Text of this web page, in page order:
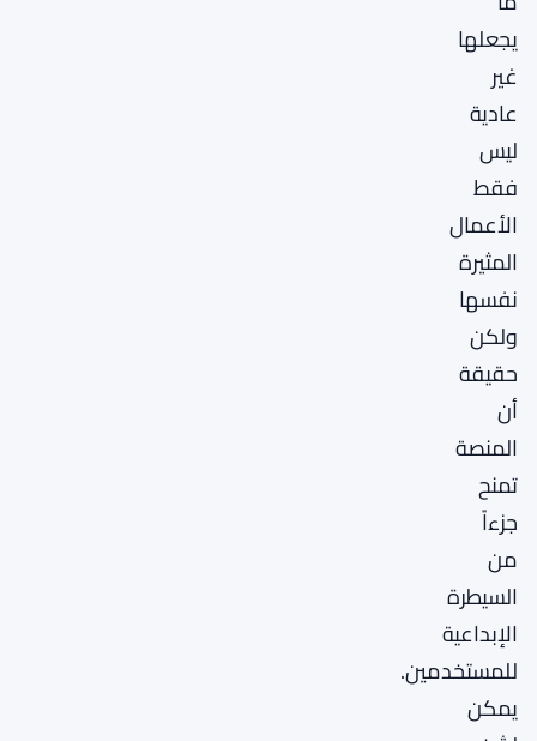
يجعلها
غير
عادية
ليس
فقط
الأعمال
المثيرة
نفسها
ولكن
حقيقة
أن
المنصة
تمنح
جزءاً
من
السيطرة
الإبداعية
للمستخدمين.
يمكن